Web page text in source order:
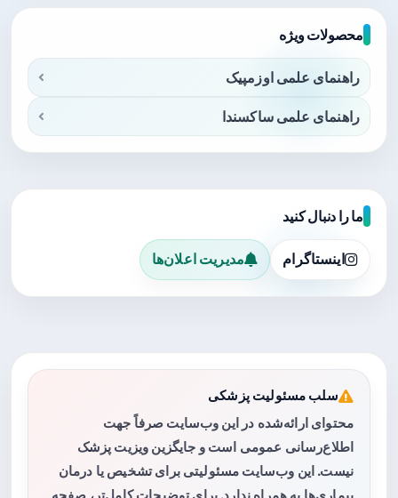
محصولات ویژه
راهنمای علمی اوزمپیک
راهنمای علمی ساکسندا
ما را دنبال کنید
اینستاگرام مدیریت اعلان‌ها
سلب مسئولیت پزشکی
محتوای ارائه‌شده در این وب‌سایت صرفاً جهت
اطلاع‌رسانی عمومی است و جایگزین ویزیت پزشک
نیست. این وب‌سایت مسئولیتی برای تشخیص یا درمان